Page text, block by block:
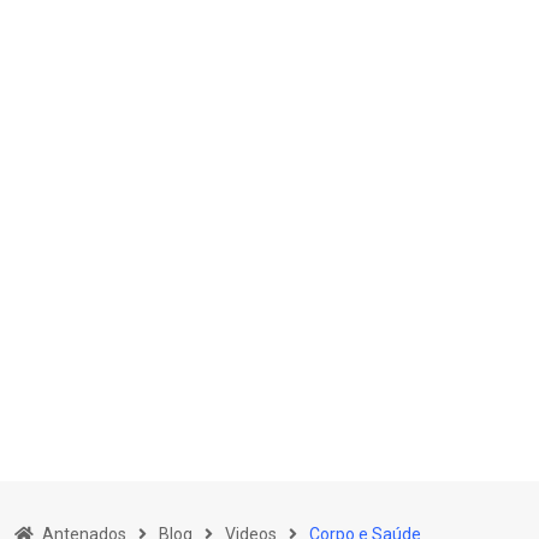
to
Antenados Blog Videos Corpo e Saúde